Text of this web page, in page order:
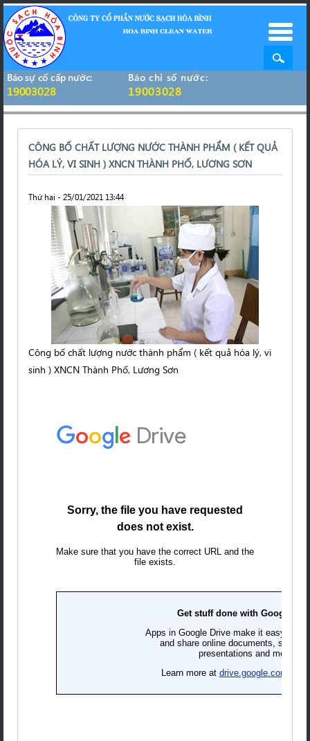
Báo sự cố cấp nước:
19003028
Báo chỉ số nước:
19003028
CÔNG BỐ CHẤT LƯỢNG NƯỚC THÀNH PHẨM ( KẾT QUẢ
HÓA LÝ, VI SINH ) XNCN THÀNH PHỐ, LƯƠNG SƠN
Thứ hai - 25/01/2021 13:44
Công bố chất lượng nước thành phẩm ( kết quả hóa lý, vi
sinh ) XNCN Thành Phố, Lương Sơn